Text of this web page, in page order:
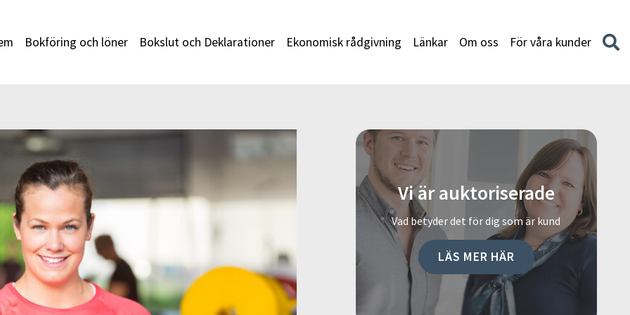
Bokföring och löner Bokslut och Deklarationer Ekonomisk rådgivning Länkar Om oss För våra kunder
Vi är auktoriserade
Vad betyder det för dig som är kund
LÄS MER HÄR